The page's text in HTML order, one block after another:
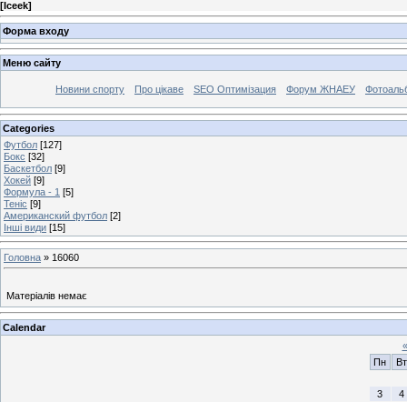
[Iceek]
Форма входу
Меню сайту
Новини спорту Про цікаве SEO Оптимізация Форум ЖНАЕУ
Categories
Футбол [127]
Бокс [32]
Баскетбол [9]
Хокей [9]
Формула - 1 [5]
Теніс [9]
Американский футбол [2]
Інші види [15]
Головна » 16060
Матеріалів немає
Calendar
«
Пн
Вт
3
4